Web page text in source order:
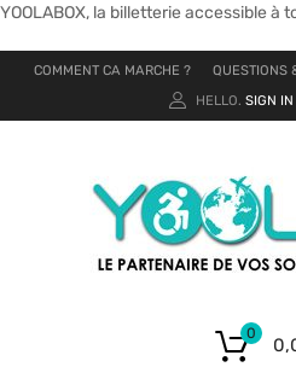
YOOLABOX, la billetterie accessible à
COMMENT CA MARCHE ? QUESTIONS
HELLO. SIGN IN
0